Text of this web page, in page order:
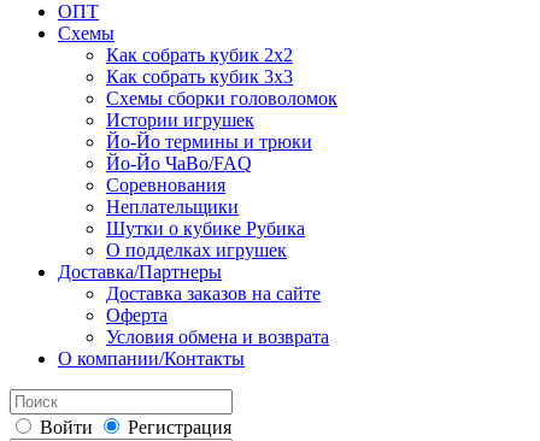
ОПТ
Схемы
Как собрать кубик 2х2
Как собрать кубик 3х3
Схемы сборки головоломок
Истории игрушек
Йо-Йо термины и трюки
Йо-Йо ЧаВо/FAQ
Соревнования
Неплательщики
Шутки о кубике Рубика
О подделках игрушек
Доставка/Партнеры
Доставка заказов на сайте
Оферта
Условия обмена и возврата
О компании/Контакты
Войти Регистрация